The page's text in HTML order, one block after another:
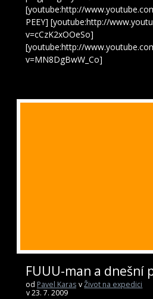
[youtube:http://
PEEY] [youtube:http://
v=cCzK2xOOeSo]
[youtube:http://
v=MN8DgBwW_Co]
FUUU-man a dnešní
od Pavel Karas vŽivot na expedici
v 23. 7. 2009